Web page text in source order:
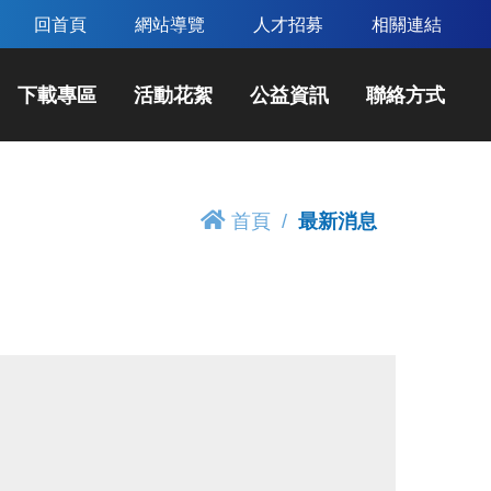
回首頁 網站導覽 人才招募 相關連結
下載專區 活動花絮 公益資訊 聯絡方式
首頁 最新消息